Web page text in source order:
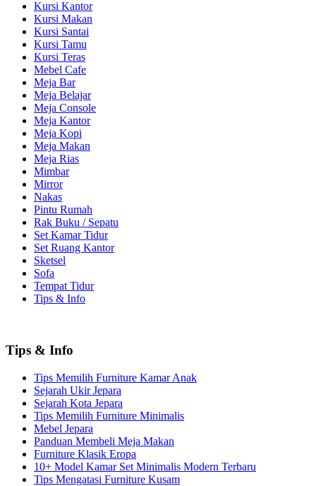
Kursi Kantor
Kursi Makan
Kursi Santai
Kursi Tamu
Kursi Teras
Mebel Cafe
Meja Bar
Meja Belajar
Meja Console
Meja Kantor
Meja Kopi
Meja Makan
Meja Rias
Mimbar
Mirror
Nakas
Pintu Rumah
Rak Buku / Sepatu
Set Kamar Tidur
Set Ruang Kantor
Sketsel
Sofa
Tempat Tidur
Tips & Info
Tips & Info
Tips Memilih Furniture Kamar Anak
Sejarah Ukir Jepara
Sejarah Kota Jepara
Tips Memilih Furniture Minimalis
Mebel Jepara
Panduan Membeli Meja Makan
Furniture Klasik Eropa
10+ Model Kamar Set Minimalis Modern Terbaru
Tips Mengatasi Furniture Kusam